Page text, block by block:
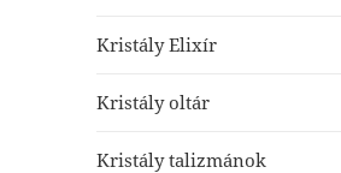
Kristály Elixír
Kristály oltár
Kristály talizmánok